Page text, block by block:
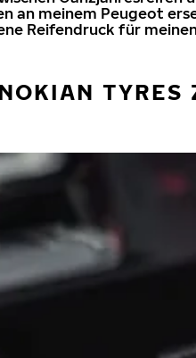
an meinem Peugeot
Reifendruck für
TYRES